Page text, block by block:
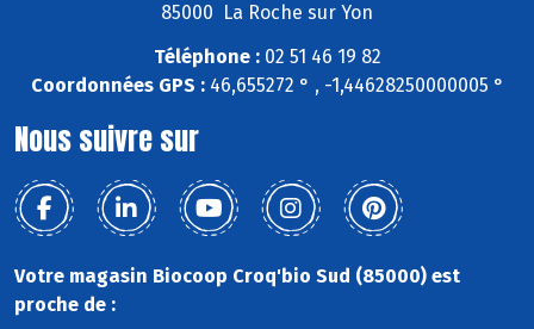
85000 La Roche sur Yon
Téléphone :02 51 46 19 82
Coordonnées GPS :46,655272 ° , -1,44628250000005 °
Nous suivre sur
Votre magasin Biocoop Croq'bio Sud (85000) est
proche de :